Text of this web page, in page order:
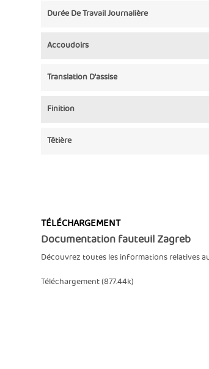
Durée De Travail Journalière
Accoudoirs
Translation D'assise
Finition
Têtière
TÉLÉCHARGEMENT
Documentation fauteuil Zagreb
Découvrez toutes les informations relatives
Téléchargement (877.44k)